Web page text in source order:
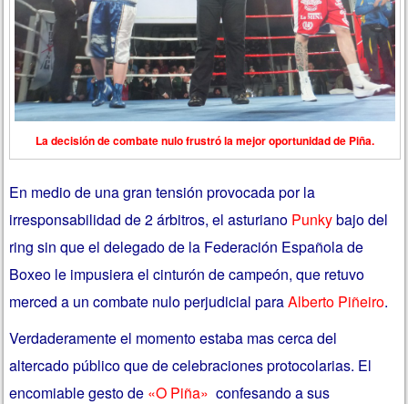
La decisión de combate nulo frustró la mejor oportunidad de Piña.
En medio de una gran tensión provocada por la
irresponsabilidad de 2 árbitros, el asturiano Punkybajo del
ring sin que el delegado de la Federación Española de
Boxeo le impusiera el cinturón de campeón, que retuvo
merced a un combate nulo perjudicial paraAlberto Piñeiro.
Verdaderamente el momento estaba mas cerca del
altercado público que de celebraciones protocolarias. El
encomiable gesto de «O Piña»confesando a sus